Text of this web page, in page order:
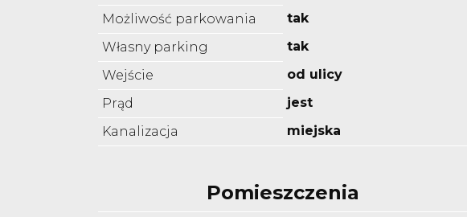
Możliwość parkowania
tak
Własny parking
tak
Wejście
od ulicy
Prąd
jest
Kanalizacja
miejska
Pomieszczenia